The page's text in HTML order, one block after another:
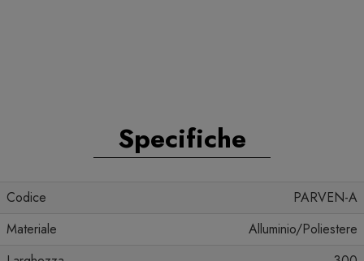
Specifiche
Codice
PARVEN-A
Materiale
Alluminio/Poliestere